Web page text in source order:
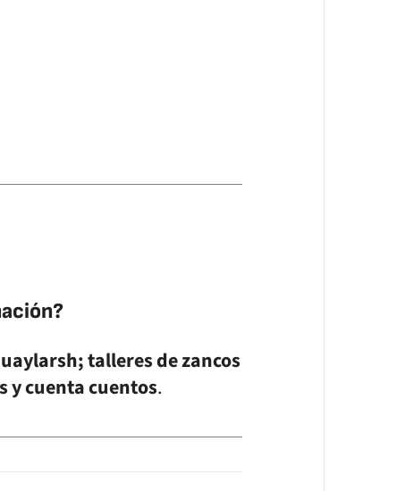
talleres de zancos
y cuenta cuentos.